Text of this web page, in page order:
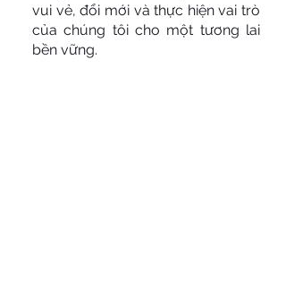
vui vẻ, đổi mới và thực hiện vai trò
của chúng tôi cho một tương lai
bền vững.